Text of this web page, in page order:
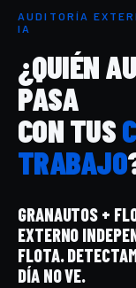
AUDITORÍA
IA
¿QUIÉN
PASA
CON TUS
TRABAJO
GRANAUTOS +
EXTERNO
FLOTA.
DÍA NO VE.